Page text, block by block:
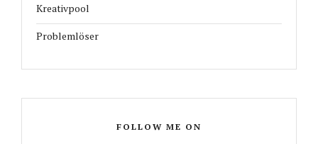
Kreativpool
Problemlöser
FOLLOW ME ON